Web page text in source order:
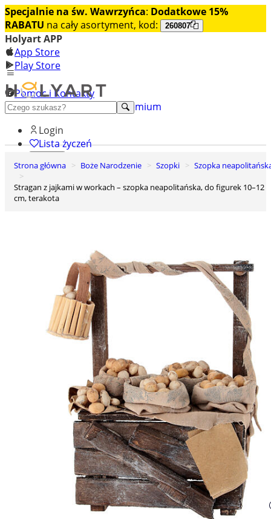
Specjalnie na św. Wawrzyńca: Dodatkowe 15%
RABATU na cały asortyment, kod: 260807
Holyart APP
App Store
Play Store
Pomoc i Kontakty
+48 222 922 860
Odkryj premium
Login
Lista życzeń
0
Strona główna Boże Narodzenie Szopki
Szopka
Stragan z jajkami w workach – szopka neapolitańska, do figurek 10–12
cm, terakota